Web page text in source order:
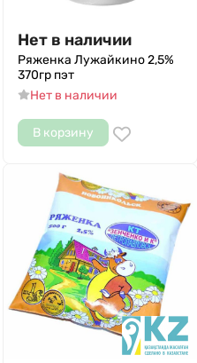
Нет в наличии
Ряженка Лужайкино 2,5%
370гр пэт
Нет в наличии
В корзину